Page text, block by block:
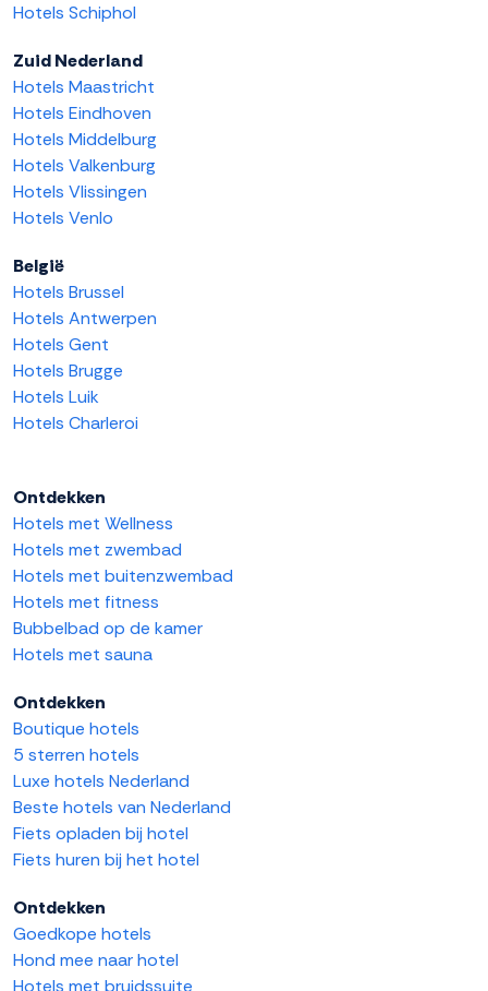
Hotels Schiphol
Zuid Nederland
Hotels Maastricht
Hotels Eindhoven
Hotels Middelburg
Hotels Valkenburg
Hotels Vlissingen
Hotels Venlo
België
Hotels Brussel
Hotels Antwerpen
Hotels Gent
Hotels Brugge
Hotels Luik
Hotels Charleroi
Ontdekken
Hotels met Wellness
Hotels met zwembad
Hotels met buitenzwembad
Hotels met fitness
Bubbelbad op de kamer
Hotels met sauna
Ontdekken
Boutique hotels
5 sterren hotels
Luxe hotels Nederland
Beste hotels van Nederland
Fiets opladen bij hotel
Fiets huren bij het hotel
Ontdekken
Goedkope hotels
Hond mee naar hotel